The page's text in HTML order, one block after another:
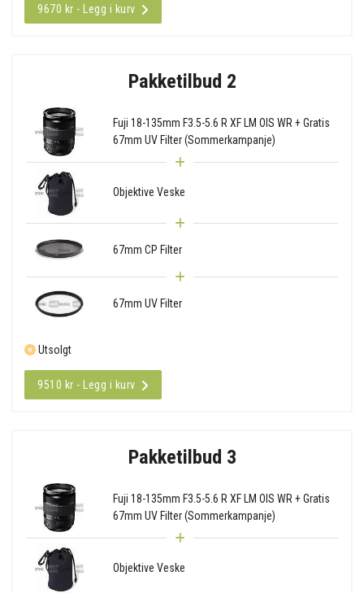
9670 kr - Legg i kurv
Pakketilbud 2
Fuji 18-135mm F3.5-5.6 R XF LM OIS WR + Gratis
67mm UV Filter (Sommerkampanje)
Objektive Veske
67mm CP Filter
67mm UV Filter
Utsolgt
9510 kr - Legg i kurv
Pakketilbud 3
Fuji 18-135mm F3.5-5.6 R XF LM OIS WR + Gratis
67mm UV Filter (Sommerkampanje)
Objektive Veske